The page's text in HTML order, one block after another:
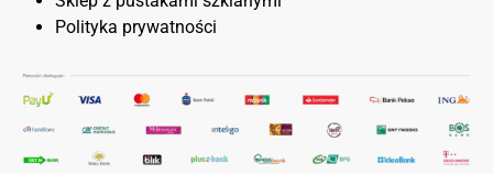
Polityka prywatności